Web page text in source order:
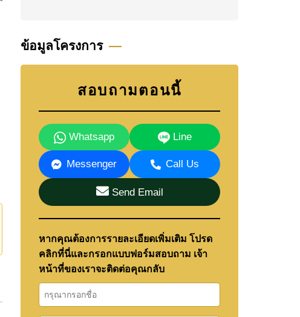
ข้อมูลโครงการ
สอบถามตอนนี้
Whatsapp Line
Messenger Call Us
Send Email
หากคุณต้องการรายละเอียดเพิ่มเติม โปรด
คลิกที่นี่และกรอกแบบฟอร์มสอบถาม เจ้า
หน้าที่ของเราจะติดต่อคุณกลับ